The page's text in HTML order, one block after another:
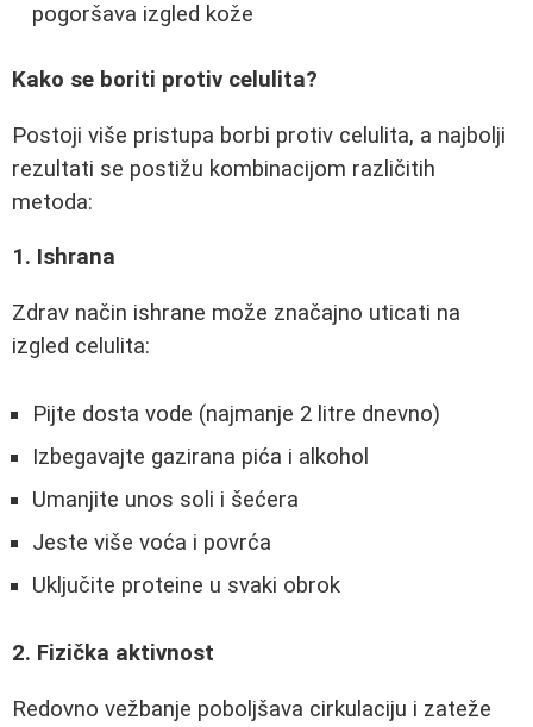
pogoršava izgled kože
Kako se boriti protiv celulita?
Postoji više pristupa borbi protiv celulita, a najbolji
rezultati se postižu kombinacijom različitih
metoda:
1. Ishrana
Zdrav način ishrane može značajno uticati na
izgled celulita:
Pijte dosta vode (najmanje 2 litre dnevno)
Izbegavajte gazirana pića i alkohol
Umanjite unos soli i šećera
Jeste više voća i povrća
Uključite proteine u svaki obrok
2. Fizička aktivnost
Redovno vežbanje poboljšava cirkulaciju i zateže